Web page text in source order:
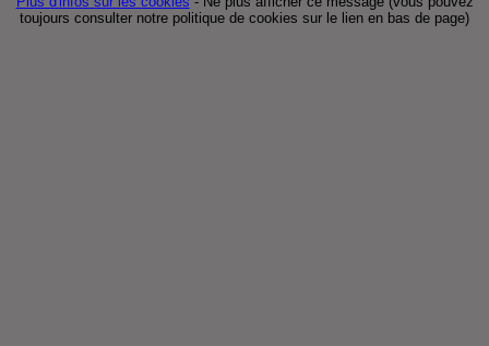
toujours consulter notre politique de cookies sur le lien en bas de page)